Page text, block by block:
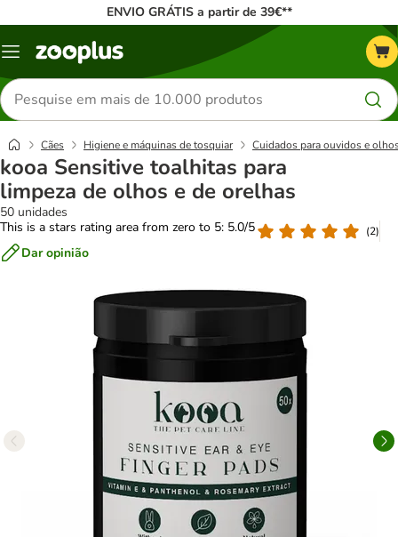
ENVIO GRÁTIS a partir de 39€**
Menu
Pesquisar
produtos
Cães Higiene e máquinas de tosquiar Cuidados para ouvidos e
kooa Sensitive toalhitas para
limpeza de olhos e de orelhas
50 unidades
This is a stars rating area from zero to 5: 5.0/5
(2)
Dar opinião